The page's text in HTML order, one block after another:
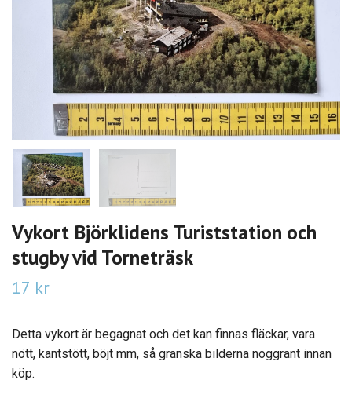
Vykort Björklidens Turiststation och
stugby vid Torneträsk
17 kr
Detta vykort är begagnat och det kan finnas fläckar, vara
nött, kantstött, böjt mm, så granska bilderna noggrant innan
köp.